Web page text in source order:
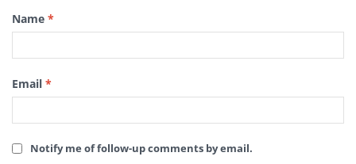
Name *
Email *
Notify me of follow-up comments by email.